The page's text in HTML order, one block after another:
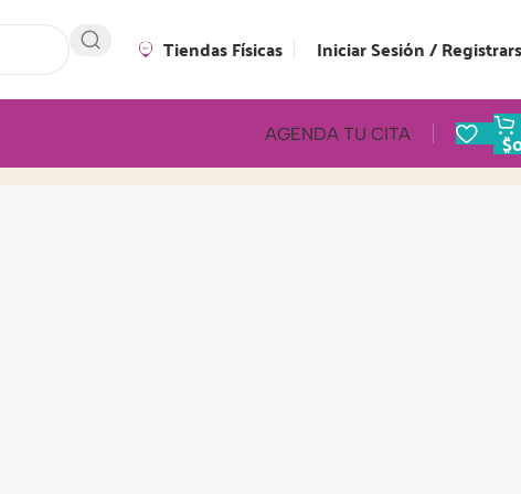
Tiendas Físicas Iniciar Sesión /
AGENDA TU CITA $